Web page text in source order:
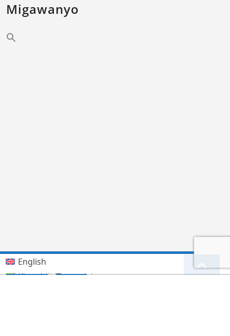
Migawanyo
English
Kiswahili (Tanzania)